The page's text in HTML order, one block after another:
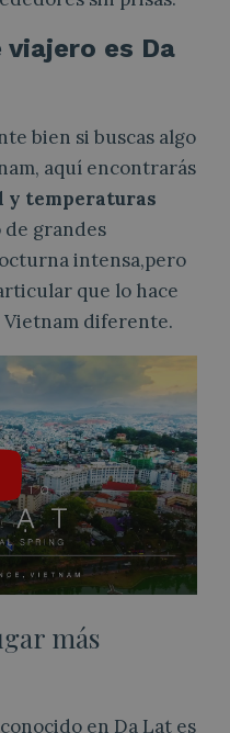
es Da
bien si buscas algo
aquí encontrarás
y temperaturas
de grandes
intensa,pero
que lo hace
diferente.
más
en Da Lat es